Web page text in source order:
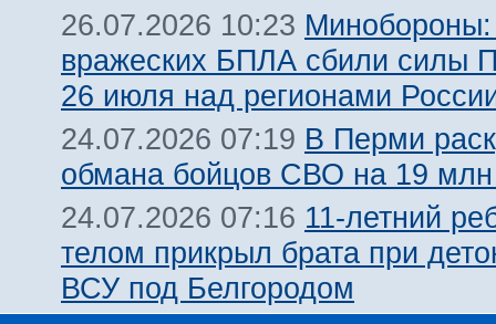
26.07.2026 10:23
вражеских БПЛА сбили силы
26 июля над регионами
24.07.2026 07:19 В Перми
обмана бойцов СВО на 19 млн
24.07.2026 07:16 11-летний
телом прикрыл брата при
ВСУ под Белгородом